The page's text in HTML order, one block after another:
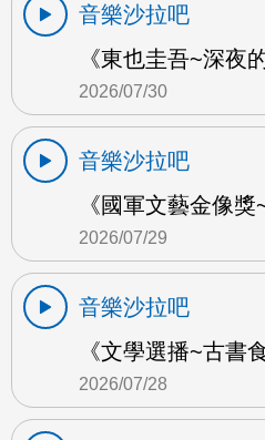
音樂沙拉吧
《東也圭吾~深夜
2026/07/30
音樂沙拉吧
《國軍文藝金像
2026/07/29
音樂沙拉吧
《文學選播~古書
2026/07/28